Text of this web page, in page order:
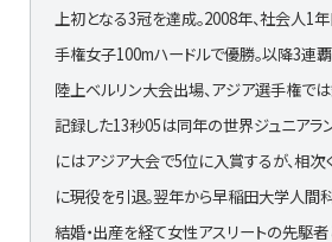
上初となる3冠を達成。2008年、社会人1
手権女子100mハードルで優勝。以降3連
陸上ベルリン大会出場、アジア選手権で
記録した13秒05は同年の世界ジュニアラ
にはアジア大会で5位に入賞するが、相次
に現役を引退。翌年から早稲田大学人間
結婚・出産を経て女性アスリートの先駆者